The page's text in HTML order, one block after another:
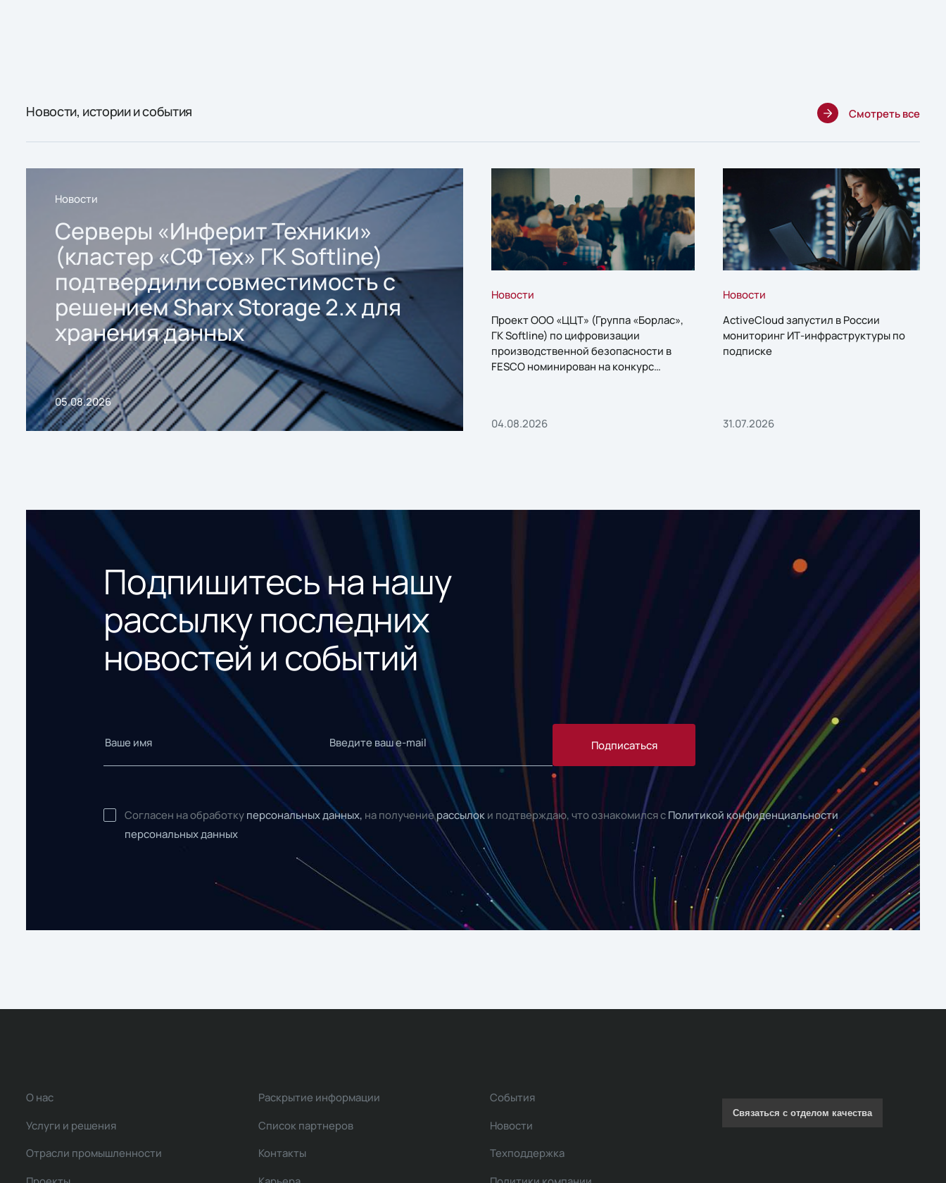
Новости, истории и события Смотреть все
Новости
Серверы «Инферит Техники»
(кластер «СФ Тех» ГК Softline)
подтвердили совместимость с
решением Sharx Storage 2.x для
хранения данных
05.08.2026
Новости
Проект ООО «ЦЦТ» (Группа «Борлас»,
ГК Softline) по цифровизации
производственной безопасности в
FESCO номинирован на конкурс
04.08.2026
Новости
ActiveCloud запустил в России
мониторинг ИТ-инфраструктуры по
подписке
31.07.2026
Подпишитесь на нашу
рассылку последних
новостей и событий
Подписаться
Согласен на обработку персональных данных, на получениерассылок и подтверждаю, что ознакомился с Политикой конфиденциальности
персональных данных
О нас
Услуги и решения
Отрасли промышленности
Раскрытие информации
Список партнеров
Контакты
События
Новости
Техподдержка
Связаться с отделом качества